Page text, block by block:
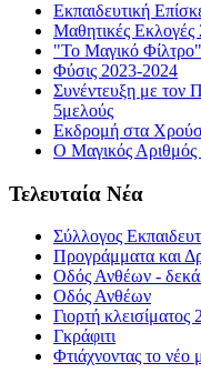
Εκπαιδευτική
Μαθητικές
"Το Μαγικό
Φύσις 2023-2024
Συνέντευξη με τον
5μελούς
Εκδρομή στα
Ο Μαγικός
Τελευταία Νέα
Σύλλογος
Προγράμματα και
Οδός Ανθέων -
Οδός Ανθέων
Γιορτή
Γκράφιτι
Φτιάχνοντας το νέο